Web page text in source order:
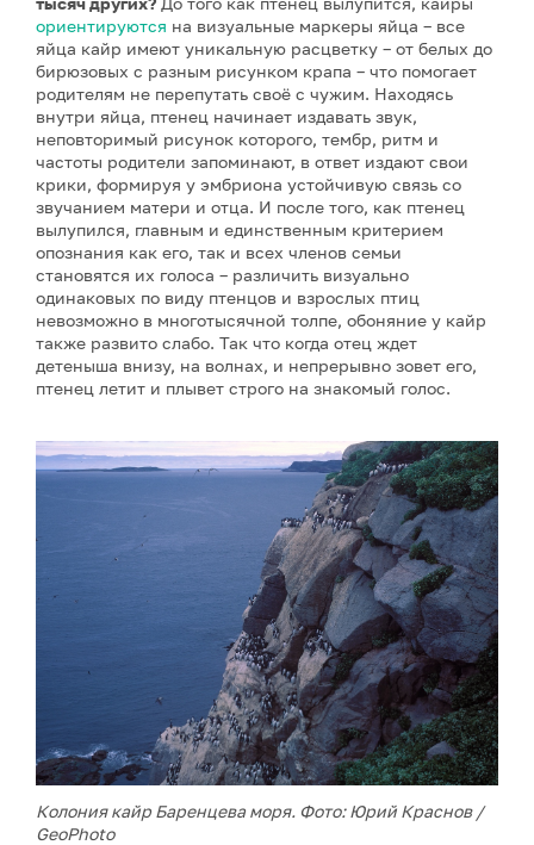
ориентируются на визуальные маркеры яйца – все
яйца кайр имеют уникальную расцветку – от белых до
бирюзовых с разным рисунком крапа – что помогает
родителям не перепутать своё с чужим. Находясь
внутри яйца, птенец начинает издавать звук,
неповторимый рисунок которого, тембр, ритм и
частоты родители запоминают, в ответ издают свои
крики, формируя у эмбриона устойчивую связь со
звучанием матери и отца. И после того, как птенец
вылупился, главным и единственным критерием
опознания как его, так и всех членов семьи
становятся их голоса – различить визуально
одинаковых по виду птенцов и взрослых птиц
невозможно в многотысячной толпе, обоняние у кайр
также развито слабо. Так что когда отец ждет
детеныша внизу, на волнах, и непрерывно зовет его,
птенец летит и плывет строго на знакомый голос.
Колония кайр Баренцева моря. Фото: Юрий Краснов /
GeoPhoto